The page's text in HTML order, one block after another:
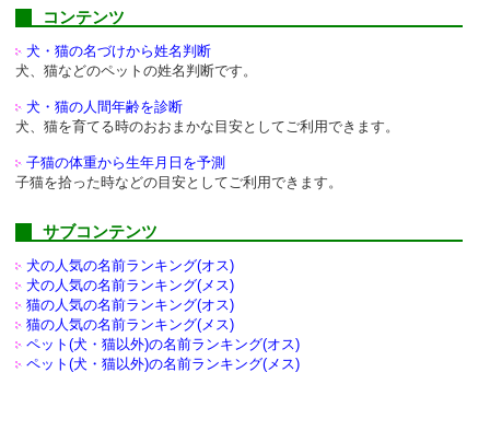
コンテンツ
犬・猫の名づけから姓名判断
犬、猫などのペットの姓名判断です。
犬・猫の人間年齢を診断
犬、猫を育てる時のおおまかな目安としてご利用できます。
子猫の体重から生年月日を予測
子猫を拾った時などの目安としてご利用できます。
サブコンテンツ
犬の人気の名前ランキング(オス)
犬の人気の名前ランキング(メス)
猫の人気の名前ランキング(オス)
猫の人気の名前ランキング(メス)
ペット(犬・猫以外)の名前ランキング(オス)
ペット(犬・猫以外)の名前ランキング(メス)